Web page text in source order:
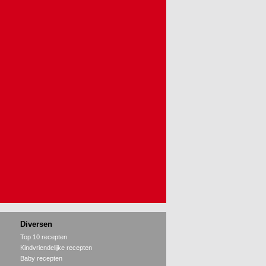
Diversen
Top 10 recepten
Kindvriendelijke recepten
Baby recepten